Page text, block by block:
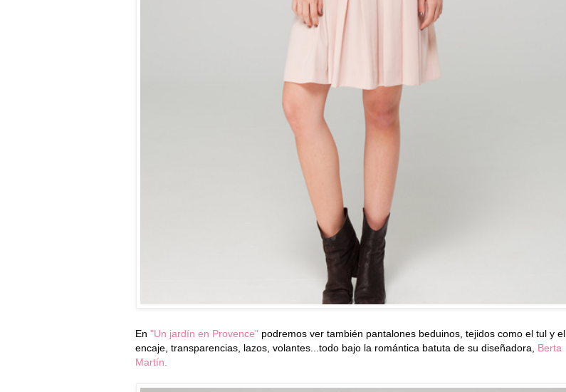
En "Un jardín en Provence" podremos ver también pantalones beduinos, tejidos como el tul y el
encaje, transparencias, lazos, volantes...todo bajo la romántica batuta de su diseñadora, Berta
Martín.